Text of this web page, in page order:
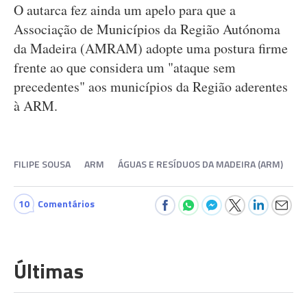
O autarca fez ainda um apelo para que a
Associação de Municípios da Região Autónoma
da Madeira (AMRAM) adopte uma postura firme
frente ao que considera um "ataque sem
precedentes" aos municípios da Região aderentes
à ARM.
FILIPE SOUSA ARM ÁGUAS E RESÍDUOS DA MADEIRA (ARM)
10 Comentários
Últimas